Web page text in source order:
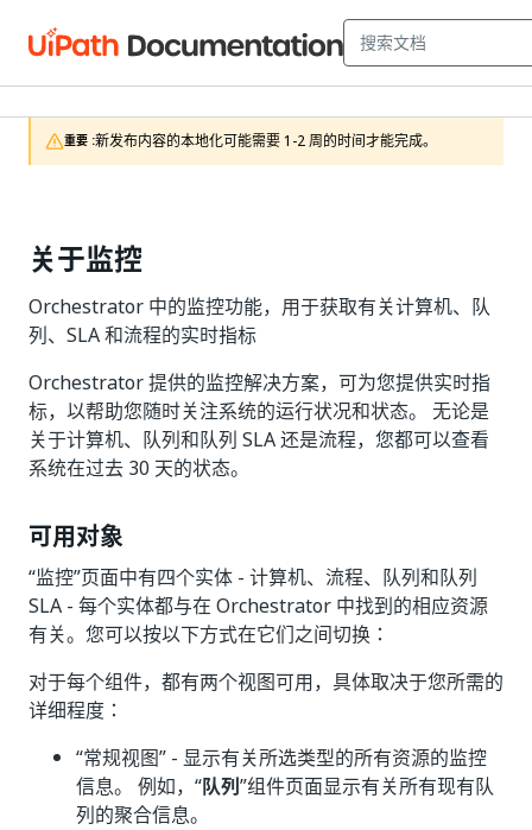
重要 :新发布内容的本地化可能需要 1-2 周的时间才能完成。
关于监控
Orchestrator 中的监控功能，用于获取有关计算机、队
列、SLA 和流程的实时指标
Orchestrator 提供的监控解决方案，可为您提供实时指
标，以帮助您随时关注系统的运行状况和状态。 无论是
关于计算机、队列和队列 SLA 还是流程，您都可以查看
系统在过去 30 天的状态。
可用对象
“监控”页面中有四个实体 - 计算机、流程、队列和队列
SLA - 每个实体都与在 Orchestrator 中找到的相应资源
有关。您可以按以下方式在它们之间切换：
对于每个组件，都有两个视图可用，具体取决于您所需的
详细程度：
“常规视图” - 显示有关所选类型的所有资源的监控
信息。 例如，“队列”组件页面显示有关所有现有队
列的聚合信息。